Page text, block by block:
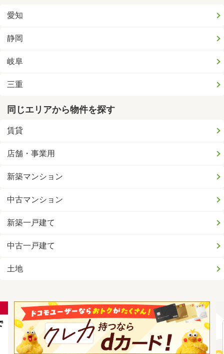
愛知
静岡
岐阜
三重
同じエリアから物件を探す
賃貸
店舗・事業用
新築マンション
中古マンション
新築一戸建て
中古一戸建て
土地